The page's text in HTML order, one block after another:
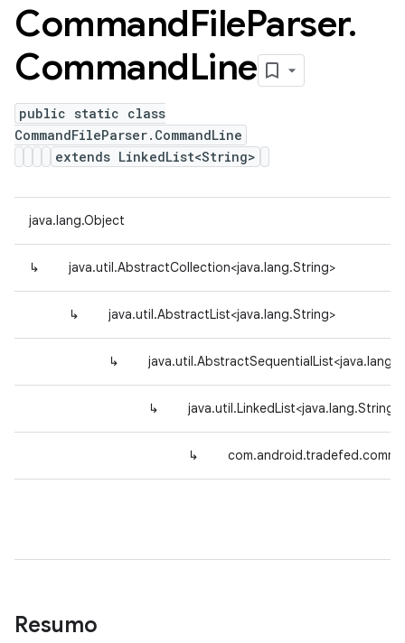
CommandFileParser.
CommandLine
public static class
CommandFileParser.CommandLine
extends LinkedList<String>
java.lang.Object
↳ java.util.AbstractCollection<java.lang.String>
↳ java.util.AbstractList<java.lang.String>
↳
↳ java.util.LinkedList<java.lang.String>
↳
Resumo